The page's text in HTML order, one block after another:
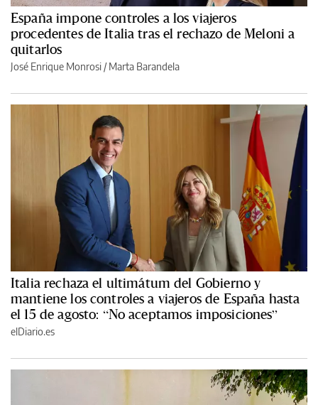
España impone controles a los viajeros
procedentes de Italia tras el rechazo de Meloni a
quitarlos
José Enrique Monrosi /Marta Barandela
Italia rechaza el ultimátum del Gobierno y
mantiene los controles a viajeros de España hasta
el 15 de agosto: “No aceptamos imposiciones”
elDiario.es